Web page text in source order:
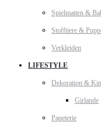
Spielmatten &
Stofftiere &
Verkleiden
LIFESTYLE
Dekoration &
Girlande
Papeterie